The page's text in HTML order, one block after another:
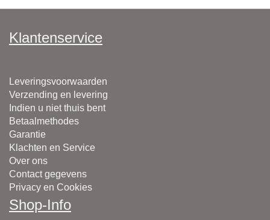
Klantenservice
Leveringsvoorwaarden
Verzending en levering
Indien u niet thuis bent
Betaalmethodes
Garantie
Klachten en Service
Over ons
Contact gegevens
Privacy en Cookies
Shop-Info